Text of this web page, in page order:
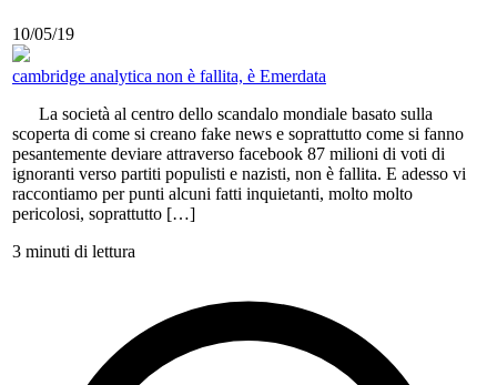
10/05/19
cambridge analytica non è fallita, è Emerdata
La società al centro dello scandalo mondiale basato sulla
scoperta di come si creano fake news e soprattutto come si fanno
pesantemente deviare attraverso facebook 87 milioni di voti di
ignoranti verso partiti populisti e nazisti, non è fallita. E adesso vi
raccontiamo per punti alcuni fatti inquietanti, molto molto
pericolosi, soprattutto […]
3 minuti di lettura